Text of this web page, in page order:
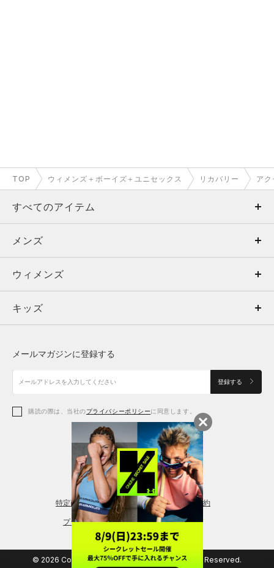
TOP ウィメンズ＋ボーイズ＋ユニセックス リカバリー ア
すべてのアイテム
メンズ
ウィメンズ
キッズ
アクセサリー
メンズ
トップス
ボトムス
アクセサリー
ウィメンズ
トップス
シューズ
アクセサリー
レギンス＆タイツ
キッズ
シューズ
メールマガジンに登録する
登録する
購読の際は、当社のプライバシーポリシーに同意します。
特定商取引法に基づく通販の表記 会員規約
プライバシーポリシー
© 2026 Copyright DOME Corporation. All Rights Reserved.